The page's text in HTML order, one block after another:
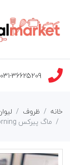
031-36625209
خانه ظروف
ماگ پیرکس good morning